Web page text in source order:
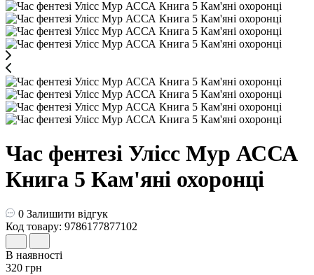
Час фентезі Улісс Мур АССА
Книга 5 Кам'яні охоронці
0 Залишити відгук
Код товару: 9786177877102
В наявності
320 грн